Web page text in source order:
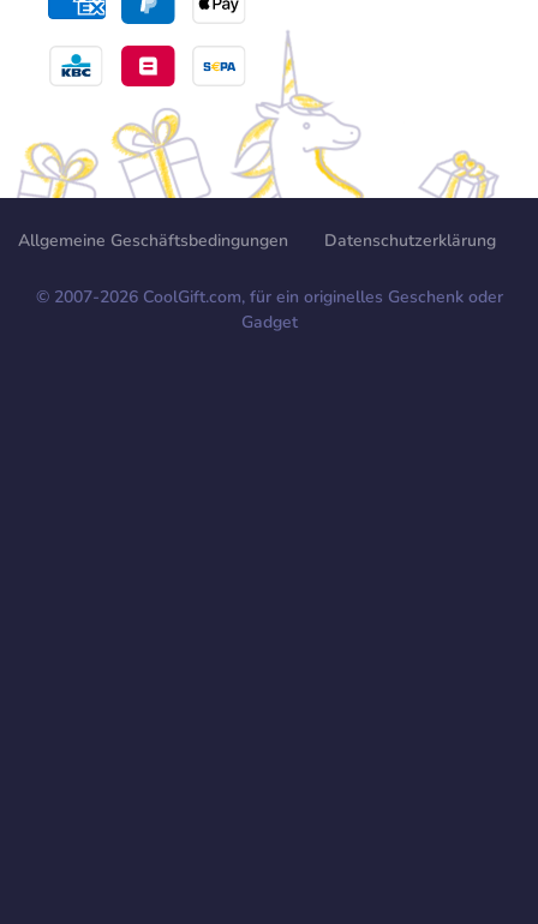
Allgemeine Geschäftsbedingungen Datenschutzerklärung
© 2007-2026CoolGift.com, für ein originelles Geschenk oder
Gadget